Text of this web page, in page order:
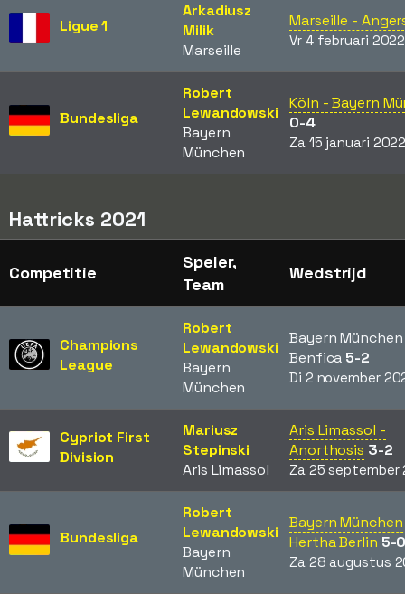
Ligue 1
Arkadiusz
Milik
Marseille
Marseille -
Vr 4 februari 2022
Bundesliga
Robert
Lewandowski
Bayern
München
Köln - Bayern
0-4
Za 15 januari
Hattricks 2021
Competitie
Speler,
Team
Wedstrijd
Champions
League
Robert
Lewandowski
Bayern
München
Bayern
Benfica 5-2
Di 2 november
Cypriot First
Division
Mariusz
Stepinski
Aris Limassol
Aris Limassol -
Anorthosis 3-2
Za 25 september
Bundesliga
Robert
Lewandowski
Bayern
München
Bayern
Hertha Berlin 5-
Za 28 augustus